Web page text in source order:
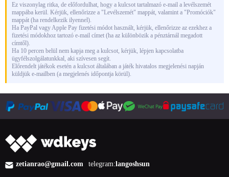
Ez viszonylag ritka, de előfordulhat, hogy a kulcsot tartalmazó e-mail a levélszemét
mappába kerül. Kérjük, ellenőrizze a "Levélszemét" mappát, valamint a "Promóciók"
mappát (ha rendelkezik ilyennel).
Ha PayPal vagy Apple Pay fizetési módot használt, kérjük, ellenőrizze az ezekhez a
fizetési módokhoz tartozó e-mail címet (ha az különbözik a pénztárnál megadott
címtől).
Ha 10 percen belül nem kapja meg a kulcsot, kérjük, lépjen kapcsolatba
ügyfélszolgálatunkkal, aki szívesen segít.
Előrendelt játékok esetén a kulcsot általában a játék hivatalos megjelenési napján
küldjük e-mailben (a megjelenés időpontja körül).
zetianrao@gmail.com telegram:langoshsun